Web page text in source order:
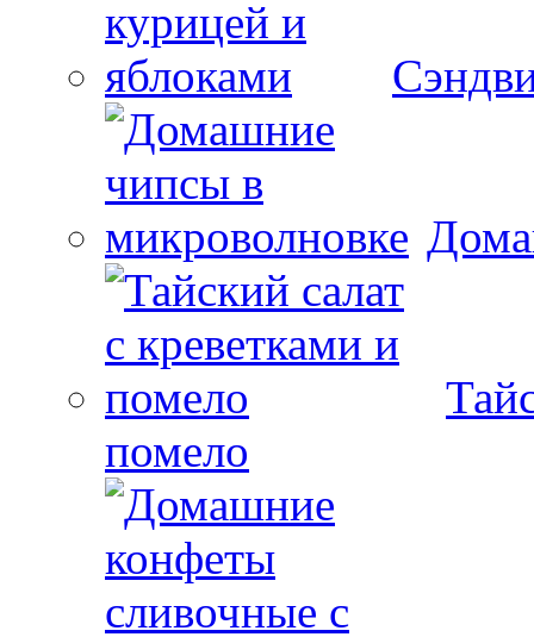
помело